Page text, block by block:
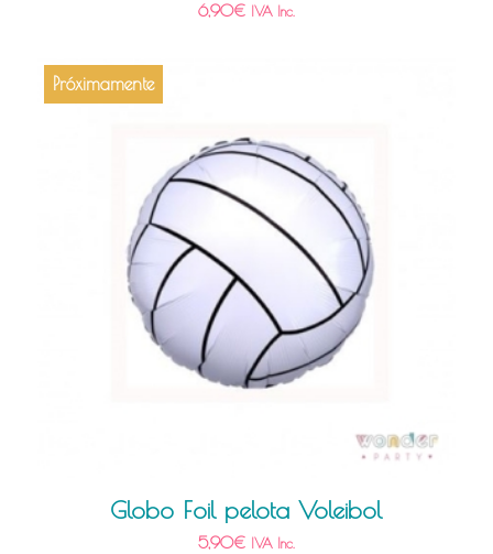
6,90€ IVA Inc.
Próximamente
Globo Foil pelota Voleibol
5,90€ IVA Inc.